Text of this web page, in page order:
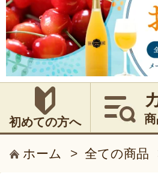
初めての方へ
ホーム > 全ての商品